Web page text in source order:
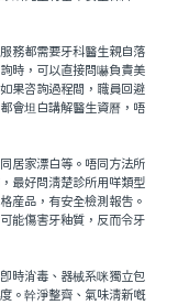
務都需要牙科醫生親自落
時，可以直接問嚇負責美
果咨詢過程間，職員回避
會坦白講解醫生資曆，唔
居家漂白等。唔同方法所
最好問清楚診所用咩類型
産品，有安全檢測報告。
能傷害牙釉質，反而令牙
時消毒、器械系咪獨立包
。幹淨整齊、氣味清新嘅